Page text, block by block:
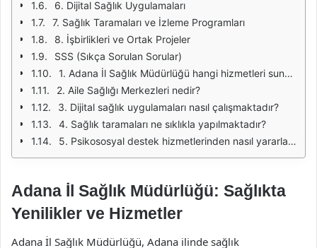
6. Dijital Sağlık Uygulamaları
7. Sağlık Taramaları ve İzleme Programları
8. İşbirlikleri ve Ortak Projeler
SSS (Sıkça Sorulan Sorular)
1. Adana İl Sağlık Müdürlüğü hangi hizmetleri sunmaktadır?
2. Aile Sağlığı Merkezleri nedir?
3. Dijital sağlık uygulamaları nasıl çalışmaktadır?
4. Sağlık taramaları ne sıklıkla yapılmaktadır?
5. Psikososyal destek hizmetlerinden nasıl yararlanabilirim?
Adana İl Sağlık Müdürlüğü: Sağlıkta
Yenilikler ve Hizmetler
Adana İl Sağlık Müdürlüğü, Adana ilinde sağlık